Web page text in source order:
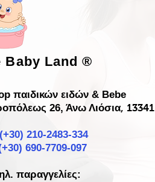
Baby Land®
παιδικών ειδών & Bebe
26, Άνω Λιόσια, 13341
210-2483-334
690-7709-097
παραγγελίες: